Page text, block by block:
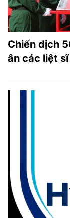
Chiến dịch
ân các liệt sĩ